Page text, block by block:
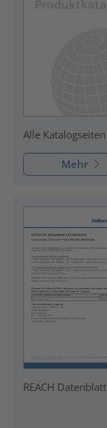
Alle Katalogseiten
Mehr
REACH Datenblatt